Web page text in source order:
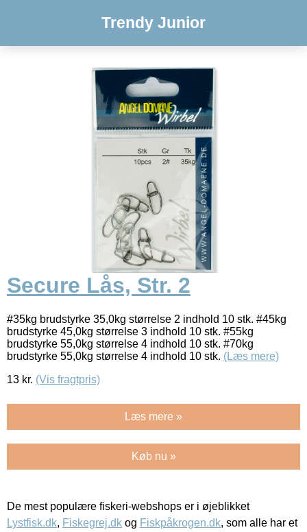
Trendy Junior
Secure Lås, Str. 2
#35kg brudstyrke 35,0kg størrelse 2 indhold 10 stk. #45kg
brudstyrke 45,0kg størrelse 3 indhold 10 stk. #55kg
brudstyrke 55,0kg størrelse 4 indhold 10 stk. #70kg
brudstyrke 55,0kg størrelse 4 indhold 10 stk. (Læs mere)
13 kr. (Vis fragtpris)
Læs mere »
Køb nu »
De mest populære fiskeri-webshops er i øjeblikket
Lystfisk.dk, Fiskegrej.dk og Fiskpåkrogen.dk, som alle har et